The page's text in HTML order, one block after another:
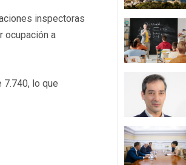
inspectoras
ocupación a
lo que